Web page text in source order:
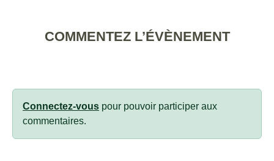
COMMENTEZ L’ÉVÈNEMENT
Connectez-vous pour pouvoir participer aux
commentaires.